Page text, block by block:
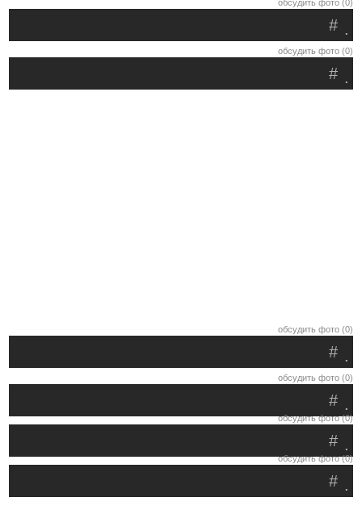
обсудить фото (0)
.
#
обсудить фото (0)
.
#
обсудить фото (0)
.
#
обсудить фото (0)
.
#
обсудить фото (0)
.
#
обсудить фото (0)
.
#